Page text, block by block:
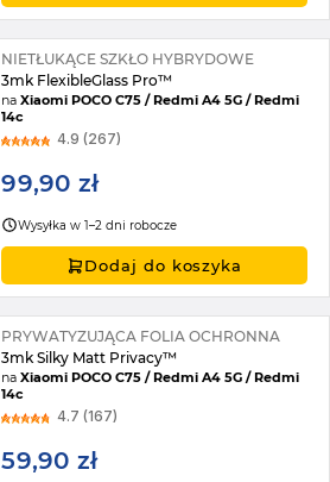
NIETŁUKĄCE SZKŁO HYBRYDOWE
3mk FlexibleGlass Pro™
naXiaomi POCO C75 / Redmi A4 5G / Redmi
14c
4.9 (267)
99,90 zł
Wysyłka w 1–2 dni robocze
Dodaj do koszyka
PRYWATYZUJĄCA FOLIA OCHRONNA
3mk Silky Matt Privacy™
naXiaomi POCO C75 / Redmi A4 5G / Redmi
14c
4.7 (167)
59,90 zł